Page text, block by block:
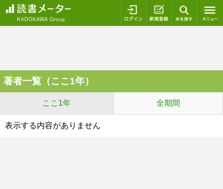
ログイン 新規登録
著者一覧（ここ1年）
ここ1年 全期間
表示する内容がありません